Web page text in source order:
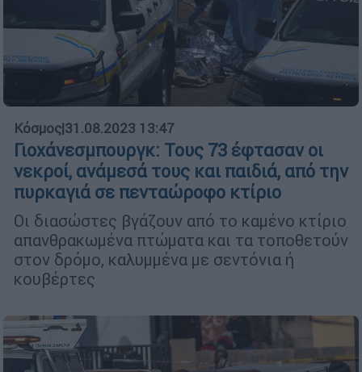
Κόσμος|31.08.2023 13:47
Γιοχάνεσμπουργκ: Τους 73 έφτασαν οι
νεκροί, ανάμεσά τους και παιδιά, από την
πυρκαγιά σε πενταώροφο κτίριο
Οι διασώστες βγάζουν από το καμένο κτίριο
απανθρακωμένα πτώματα και τα τοποθετούν
στον δρόμο, καλυμμένα με σεντόνια ή
κουβέρτες